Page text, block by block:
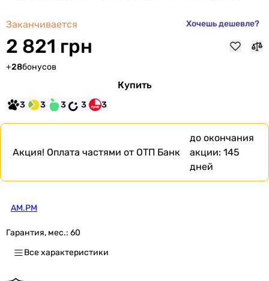
Заканчивается Хочешь дешевле?
2 821 грн
+28бонусов
Купить
3 3 3 3 3
Акция! Оплата частями от ОТП Банк
до окончания
акции: 145
дней
AM.PM
Гарантия, мес.: 60
Все характеристики